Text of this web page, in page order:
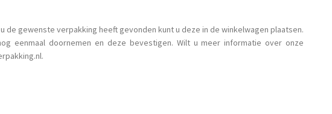
gewenste verpakking heeft gevonden kunt u deze in de winkelwagen plaatsen.
eenmaal doornemen en deze bevestigen. Wilt u meer informatie over onze